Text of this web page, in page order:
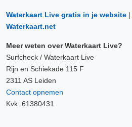
Waterkaart Live gratis in je website |
Waterkaart.net
Meer weten over Waterkaart Live?
Surfcheck / Waterkaart Live
Rijn en Schiekade 115 F
2311 AS Leiden
Contact opnemen
Kvk: 61380431